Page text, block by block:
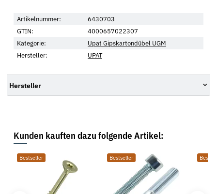
Artikelnummer:
6430703
GTIN:
4000657022307
Kategorie:
Upat Gipskartondübel UGM
Hersteller:
UPAT
Hersteller
Kunden kauften dazu folgende Artikel:
Bestseller Bestseller